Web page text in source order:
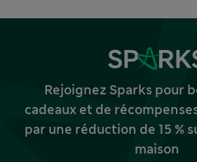
Rejoignez Sparks pour
cadeaux et de
par une réduction de 15 %
maison